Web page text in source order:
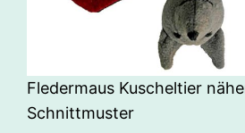
Fledermaus Kuscheltier
Schnittmuster